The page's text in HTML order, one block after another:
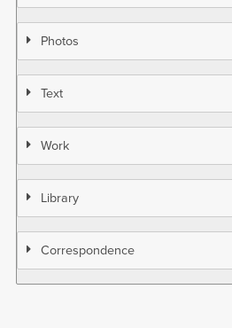
Photos
Text
Work
Library
Correspondence